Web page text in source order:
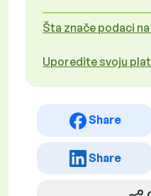
Šta znače podaci
Uporedite svoju
Share
Share